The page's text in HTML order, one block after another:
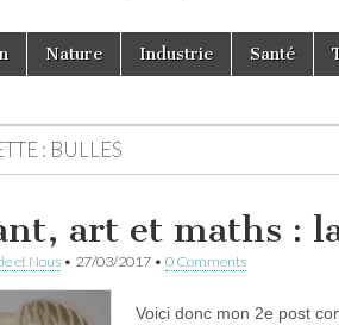
Nature Industrie Santé
: BULLES
art et maths :
et Nous • 27/03/2017 • 0 Comments
Voici donc mon 2e post